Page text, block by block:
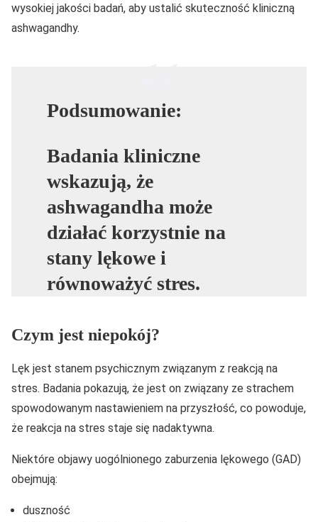
wysokiej jakości badań, aby ustalić skuteczność kliniczną
ashwagandhy.
Podsumowanie:
Badania kliniczne
wskazują, że
ashwagandha może
działać korzystnie na
stany lękowe i
równoważyć stres.
Czym jest niepokój?
Lęk jest stanem psychicznym związanym z reakcją na
stres. Badania pokazują, że jest on związany ze strachem
spowodowanym nastawieniem na przyszłość, co powoduje,
że reakcja na stres staje się nadaktywna.
Niektóre objawy uogólnionego zaburzenia lękowego (GAD)
obejmują:
duszność